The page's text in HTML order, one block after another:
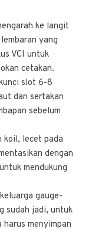
ke langit
yang
VCI untuk
cetakan.
slot 6-8
dan sertakan
sebelum
koil, lecet pada
dengan
mendukung
gauge-
sudah jadi, untuk
menyimpan